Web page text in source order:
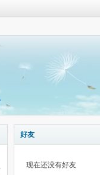
好友
现在还没有好友